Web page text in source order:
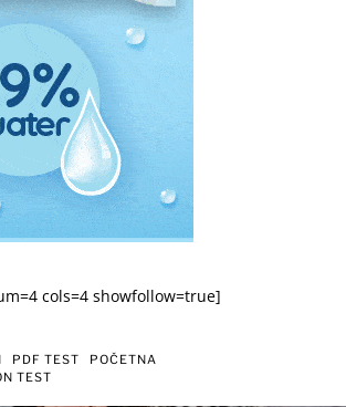
cols=4 showfollow=true]
PDF TEST
POČETNA
TEST